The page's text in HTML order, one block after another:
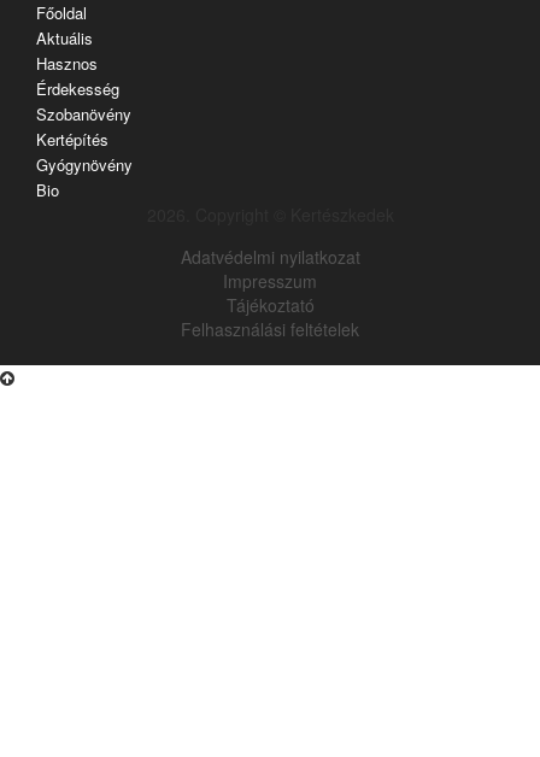
Főoldal
Aktuális
Hasznos
Érdekesség
Szobanövény
Kertépítés
Gyógynövény
Bio
Adatvédelmi nyilatkozat
Impresszum
Tájékoztató
Felhasználási feltételek